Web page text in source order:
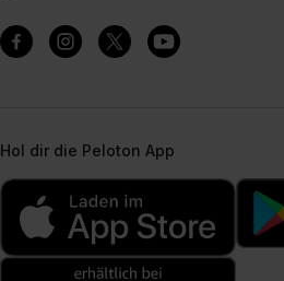
Hol dir die Peloton App